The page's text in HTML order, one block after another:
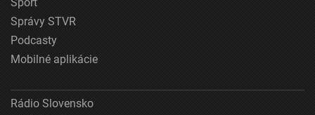
Správy STVR
Podcasty
Mobilné aplikácie
Rádio Slovensko